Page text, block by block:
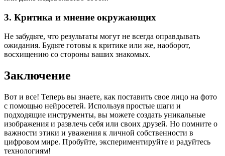
3. Критика и мнение окружающих
Не забудьте, что результаты могут не всегда оправдывать
ожидания. Будьте готовы к критике или же, наоборот,
восхищению со стороны ваших знакомых.
Заключение
Вот и все! Теперь вы знаете, как поставить свое лицо на фото
с помощью нейросетей. Используя простые шаги и
подходящие инструменты, вы можете создать уникальные
изображения и развлечь себя или своих друзей. Но помните о
важности этики и уважения к личной собственности в
цифровом мире. Пробуйте, экспериментируйте и радуйтесь
технологиям!